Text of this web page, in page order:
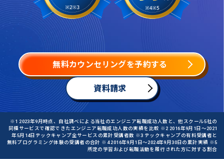
無料カウンセリングを予約する
資料請求
※1 2023年9月時点、自社調べによる当社のエンジニア転職成功人数と、他スクール5社の
同種サービスで確認できたエンジニア転職成功人数の実績を比較 ※2 2016年9月1日〜2021
年5月14日テックキャンプ全サービスの累計受講者数 ※3 テックキャンプの有料受講者と
無料プログラミング体験の受講者の合計 ※4 2016年9月1日〜2024年9月30日の累計実績 ※5
所定の学習および転職活動を履行された方に対する割合